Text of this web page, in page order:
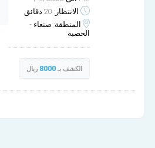
الانتظار: 20 دقائق
المنطقة: صنعاء -
الحصبة
الكشف بـ8000 ريال